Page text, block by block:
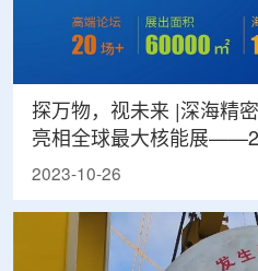
探万物，视未来 |深海精
亮相全球最大核能展
2023-10-26